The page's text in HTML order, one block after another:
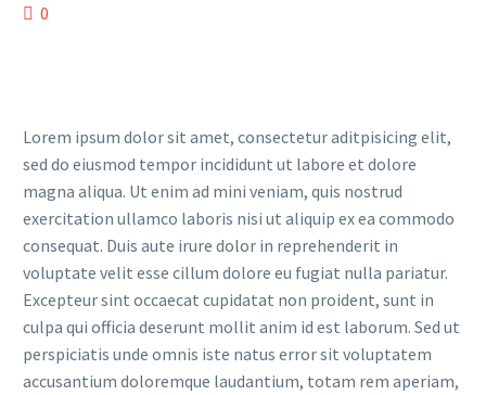
0
Lorem ipsum dolor sit amet, consectetur aditpisicing elit,
sed do eiusmod tempor incididunt ut labore et dolore
magna aliqua. Ut enim ad mini veniam, quis nostrud
exercitation ullamco laboris nisi ut aliquip ex ea commodo
consequat. Duis aute irure dolor in reprehenderit in
voluptate velit esse cillum dolore eu fugiat nulla pariatur.
Excepteur sint occaecat cupidatat non proident, sunt in
culpa qui officia deserunt mollit anim id est laborum. Sed ut
perspiciatis unde omnis iste natus error sit voluptatem
accusantium doloremque laudantium, totam rem aperiam,